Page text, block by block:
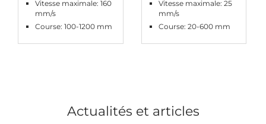
Vitesse maximale: 160
mm/s
Course: 100-1200 mm
Vitesse maximale: 25
mm/s
Course: 20-600 mm
Actualités et articles